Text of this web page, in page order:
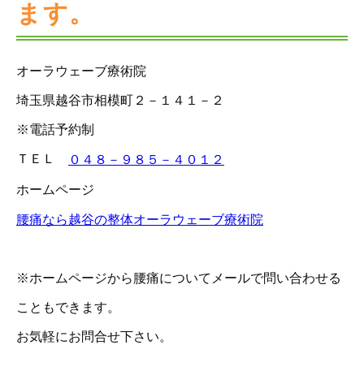
ます。
オーラウェーブ療術院
埼玉県越谷市相模町２－１４１－２
※電話予約制
ＴＥＬ ０４８－９８５－４０１２
ホームページ
腰痛なら越谷の整体オーラウェーブ療術院
※ホームページから腰痛についてメールで問い合わせる
こともできます。
お気軽にお問合せ下さい。